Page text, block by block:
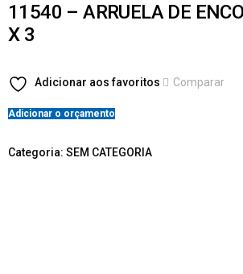
11540 – ARRUELA DE
X 3
Adicionar aos favoritos Comparar
Adicionar o orçamento
Categoria: SEM CATEGORIA